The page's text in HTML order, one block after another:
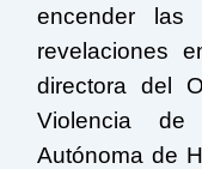
encender las
revelaciones
directora del
Violencia de
Autónoma de